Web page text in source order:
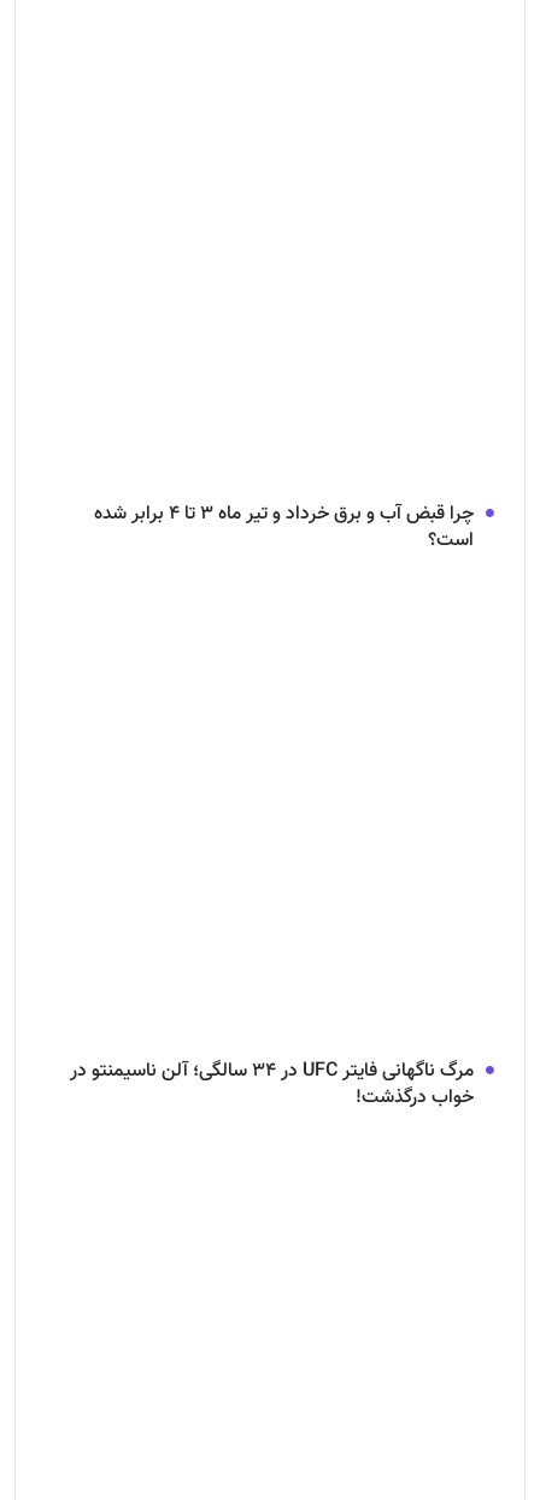
چرا قبض آب و برق خرداد و تیر ماه ۳ تا ۴ برابر شده
است؟
مرگ ناگهانی فایتر UFC در ۳۴ سالگی؛ آلن ناسیمنتو در
خواب درگذشت!